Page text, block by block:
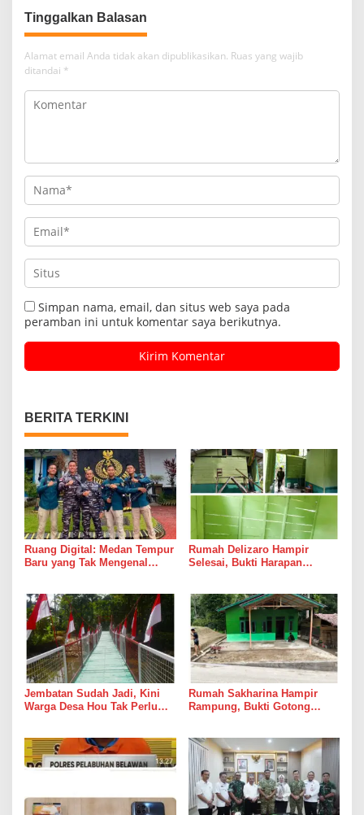
Tinggalkan Balasan
Alamat email Anda tidak akan dipublikasikan. Ruas yang wajib
ditandai *
Simpan nama, email, dan situs web saya pada
peramban ini untuk komentar saya berikutnya.
BERITA TERKINI
Ruang Digital: Medan Tempur
Baru yang Tak Mengenal
Rumah Delizaro Hampir
Selesai, Bukti Harapan
Jembatan Sudah Jadi, Kini
Warga Desa Hou Tak Perlu
Rumah Sakharina Hampir
Rampung, Bukti Gotong